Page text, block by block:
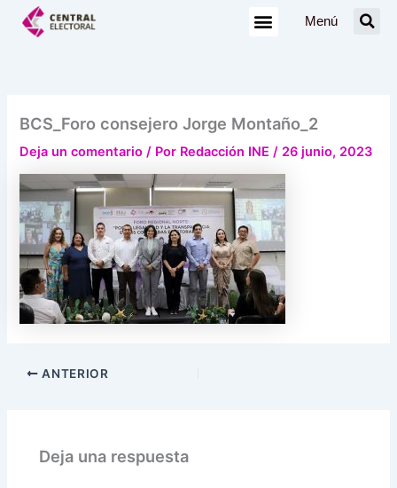
Menú
BCS_Foro consejero Jorge Montaño_2
Deja un comentario / Por Redacción INE/ 26 junio, 2023
ANTERIOR
Deja una respuesta